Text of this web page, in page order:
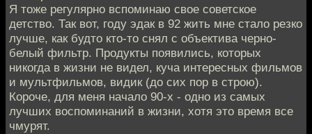
Я тоже регулярно вспоминаю свое советское
детство. Так вот, году эдак в 92 жить мне стало резко
лучше, как будто кто-то снял с объектива черно-
белый фильтр. Продукты появились, которых
никогда в жизни не видел, куча интересных фильмов
и мультфильмов, видик (до сих пор в строю).
Короче, для меня начало 90-х - одно из самых
лучших воспоминаний в жизни, хотя это время все
чмурят.